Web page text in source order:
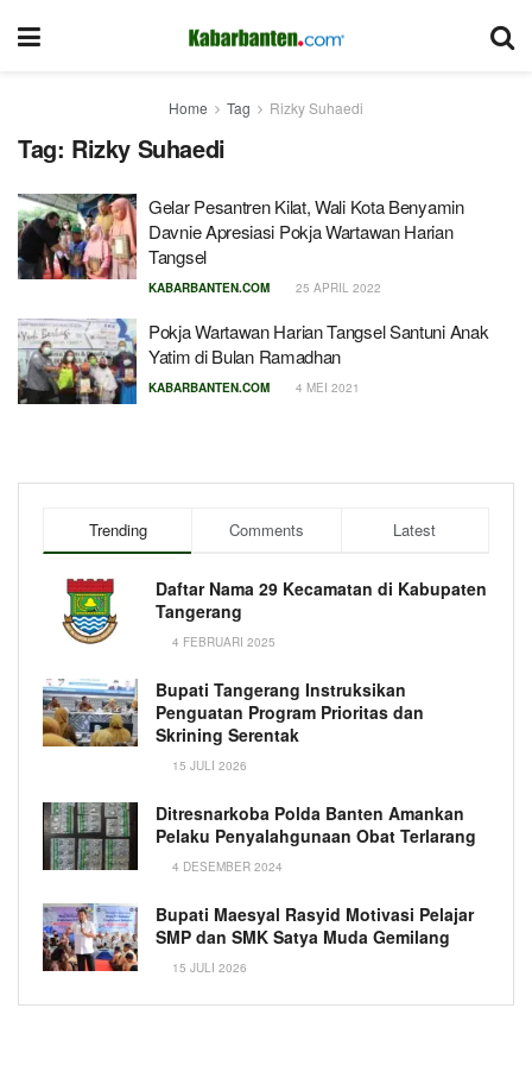
Home Tag Rizky Suhaedi
Tag: Rizky Suhaedi
Gelar Pesantren Kilat, Wali Kota Benyamin
Davnie Apresiasi Pokja Wartawan Harian
Tangsel
KABARBANTEN.COM 25 APRIL 2022
Pokja Wartawan Harian Tangsel Santuni Anak
Yatim di Bulan Ramadhan
KABARBANTEN.COM 4 MEI 2021
Trending Comments Latest
Daftar Nama 29 Kecamatan di Kabupaten
Tangerang
4 FEBRUARI 2025
Bupati Tangerang Instruksikan
Penguatan Program Prioritas dan
Skrining Serentak
15 JULI 2026
Ditresnarkoba Polda Banten Amankan
Pelaku Penyalahgunaan Obat Terlarang
4 DESEMBER 2024
Bupati Maesyal Rasyid Motivasi Pelajar
SMP dan SMK Satya Muda Gemilang
15 JULI 2026